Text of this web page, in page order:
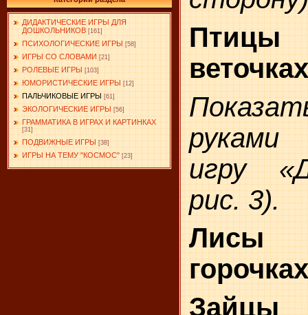
ДИДАКТИЧЕСКИЕ ИГРЫ ДЛЯ
ДОШКОЛЬНИКОВ [161]
ПСИХОЛОГИЧЕСКИЕ ИГРЫ [58]
ИГРЫ СО СЛОВАМИ [21]
РОЛЕВЫЕ ИГРЫ [103]
ЮМОРИСТИЧЕСКИЕ ИГРЫ [12]
ПАЛЬЧИКОВЫЕ ИГРЫ [61]
ЭКОЛОГИЧЕСКИЕ ИГРЫ [56]
ГРАММАТИКА В ИГРАХ И КАРТИНКАХ
[31]
ПОДВИЖНЫЕ ИГРЫ [38]
ИГРЫ НА ТЕМУ "КОСМОС" [23]
руками
игру
рис. 3).
Лисы